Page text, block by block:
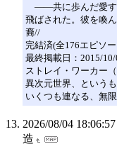
――共に歩んだ愛す
飛ばされた。彼を喚
裔//
完結済(全176エピソ
最終掲載日：2015/10/
ストレイ・ワーカー（
異次元世界、というも
いくつも連なる、無
2026/08/04 18:06:57
造